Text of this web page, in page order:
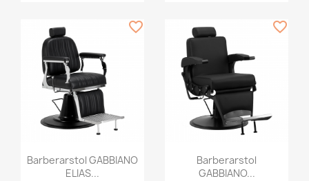
Barberarstol GABBIANO
ELIAS...
favorite_border
Barberarstol
GABBIANO...
favorite_border